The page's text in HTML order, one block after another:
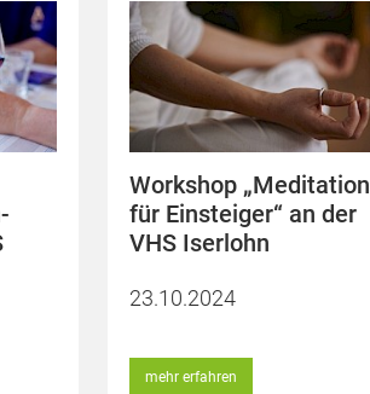
Workshop „Meditation
für Einsteiger“ an der
VHS Iserlohn
23.10.2024
mehr erfahren